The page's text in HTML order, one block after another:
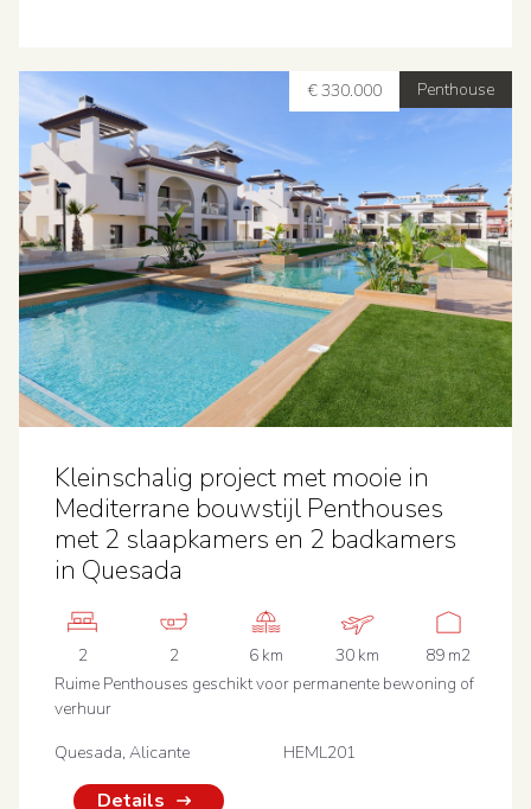
Penthouse
€ 330.000
Kleinschalig project met mooie in
Mediterrane bouwstijl Penthouses
met 2 slaapkamers en 2 badkamers
in Quesada
2 2 6 km 30 km
89 m2
Ruime Penthouses geschikt voor permanente bewoning of
verhuur
Quesada, Alicante
HEML201
Details